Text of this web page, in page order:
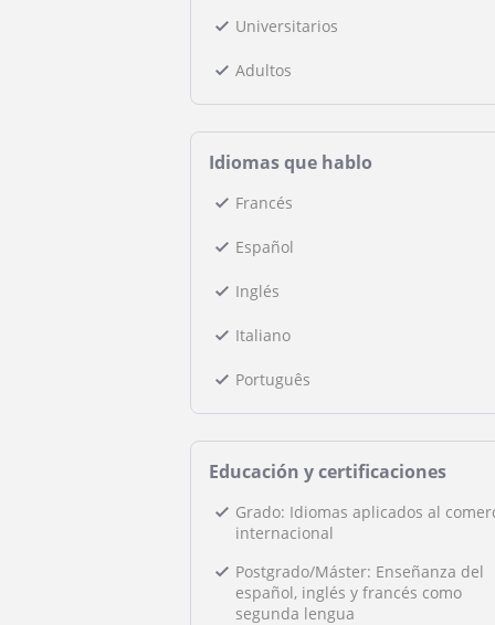
Universitarios
Adultos
Idiomas que hablo
Francés
Español
Inglés
Italiano
Português
Educación y certificaciones
Grado: Idiomas aplicados al
internacional
Postgrado/Máster: Enseñanza del
español, inglés y francés como
segunda lengua